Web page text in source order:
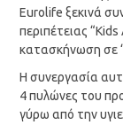
Eurolife ξεκινά
περιπέτειας
κατασκήνωση σε
Η συνεργασία
4 πυλώνες του
γύρω από την